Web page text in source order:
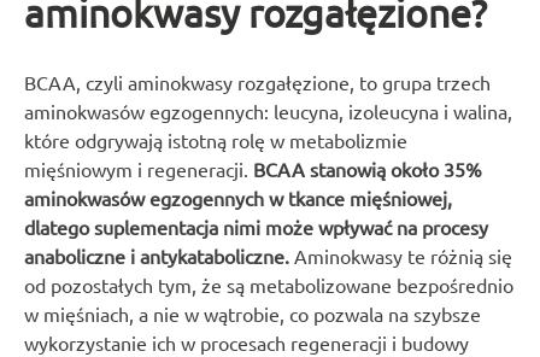
aminokwasy rozgałęzione?
BCAA, czyli aminokwasy rozgałęzione, to grupa trzech
aminokwasów egzogennych: leucyna, izoleucyna i walina,
które odgrywają istotną rolę w metabolizmie
mięśniowym i regeneracji. BCAA stanowią około 35%
aminokwasów egzogennych w tkance mięśniowej,
dlatego suplementacja nimi może wpływać na procesy
anaboliczne i antykataboliczne. Aminokwasy te różnią się
od pozostałych tym, że są metabolizowane bezpośrednio
w mięśniach, a nie w wątrobie, co pozwala na szybsze
wykorzystanie ich w procesach regeneracji i budowy